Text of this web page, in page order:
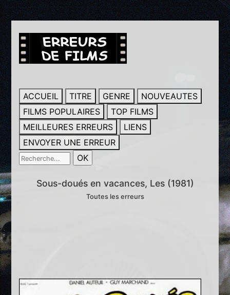
ACCUEIL TITRE GENRE
NOUVEAUTES
FILMS POPULAIRES
TOP FILMS
MEILLEURES ERREURS
LIENS
ENVOYER UNE ERREUR
Sous-doués en vacances, Les (1981)
Toutes les erreurs